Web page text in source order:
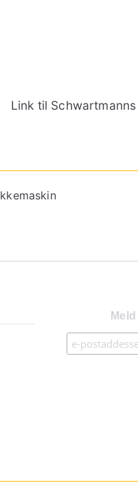
Link til Schwartmanns